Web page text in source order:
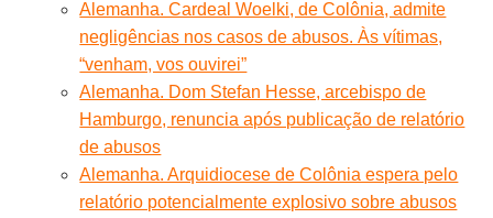
Alemanha. Cardeal Woelki, de Colônia, admite
negligências nos casos de abusos. Às vítimas,
“venham, vos ouvirei”
Alemanha. Dom Stefan Hesse, arcebispo de
Hamburgo, renuncia após publicação de relatório
de abusos
Alemanha. Arquidiocese de Colônia espera pelo
relatório potencialmente explosivo sobre abusos